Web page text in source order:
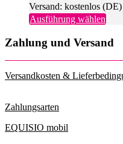
Versand: kostenlos (DE)
Ausführung wählen
weist
auf.
Die
Zahlung und Versand
Versandkosten &
Zahlungsarten
EQUISIO mobil